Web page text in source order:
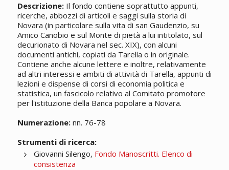
Descrizione:Il fondo contiene soprattutto appunti,
ricerche, abbozzi di articoli e saggi sulla storia di
Novara (in particolare sulla vita di san Gaudenzio, su
Amico Canobio e sul Monte di pietà a lui intitolato, sul
decurionato di Novara nel sec. XIX), con alcuni
documenti antichi, copiati da Tarella o in originale.
Contiene anche alcune lettere e inoltre, relativamente
ad altri interessi e ambiti di attività di Tarella, appunti di
lezioni e dispense di corsi di economia politica e
statistica, un fascicolo relativo al Comitato promotore
per l'istituzione della Banca popolare a Novara.
Numerazione:nn. 76-78
Strumenti di ricerca:
Giovanni Silengo, Fondo Manoscritti. Elenco di
consistenza